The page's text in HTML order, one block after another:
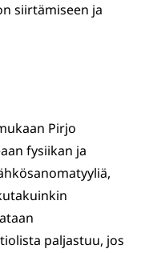
siirtämiseen ja
Pirjo
fysiikan ja
paljastuu, jos